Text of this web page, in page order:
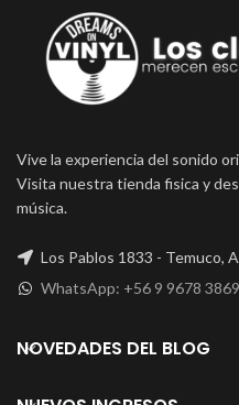
Vive la experiencia del sonido
Visita nuestra tienda fisica y
música.
Los Pablos 1833 - Temuco,
WhatsApp: +56 9 9678 3869
NOVEDADES DEL BLOG